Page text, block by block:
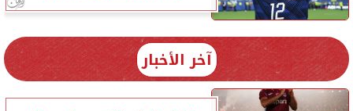
آخر الأخبار